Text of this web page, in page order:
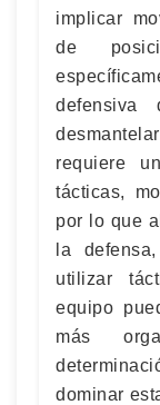
implicar
de
defensiva
requiere
tácticas,
por lo que
la
utilizar
equipo
más
dominar